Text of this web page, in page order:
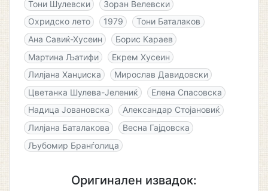
Тони Шулевски
Зоран Велевски
Охридско лето
1979
Тони Баталаков
Ана Савиќ-Хусеин
Борис Караев
Мартина Љатифи
Екрем Хусеин
Лилјана Ханџиска
Мирослав Давидовски
Цветанка Шулева-Јелениќ
Елена Спасовска
Надица Јовановска
Александар Стојановиќ
Лилјана Баталакова
Весна Гајдовска
Љубомир Бранѓолица
Оригинален извадок: